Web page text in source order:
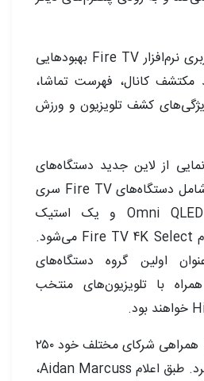
در همین حال، رابط کاربری نرم‌افزار Fire TV بهبودهایی
مکتشف کانال، فهرست تماشا،
کشف تلویزیون و ورزش
از لاین جدید دستگاه‌های
Fire TV پرداخت که شامل دستگاه‌های Fire TV سری
۲، ۴، تلویزیون‌های Omni QLED و یک استیک
استریمینگ جدید به نام Fire TV 4K Select می‌شود.
اولین گروه دستگاه‌های
با تلویزیون‌های منتخب
در سال ۲۰۲۵، آمازون با همراهی شرکای مختلف خود ۲۵۰
تلویزیون جدید عرضه کرد. طبق اعلام Aidan Marcuss،